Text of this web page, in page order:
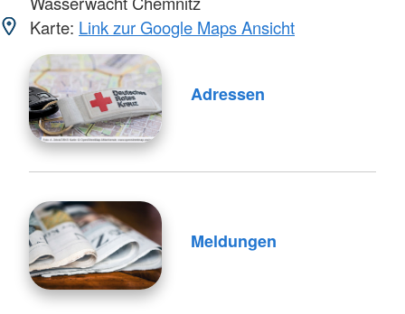
Karte: Link zur Google Maps Ansicht
Adressen
Meldungen